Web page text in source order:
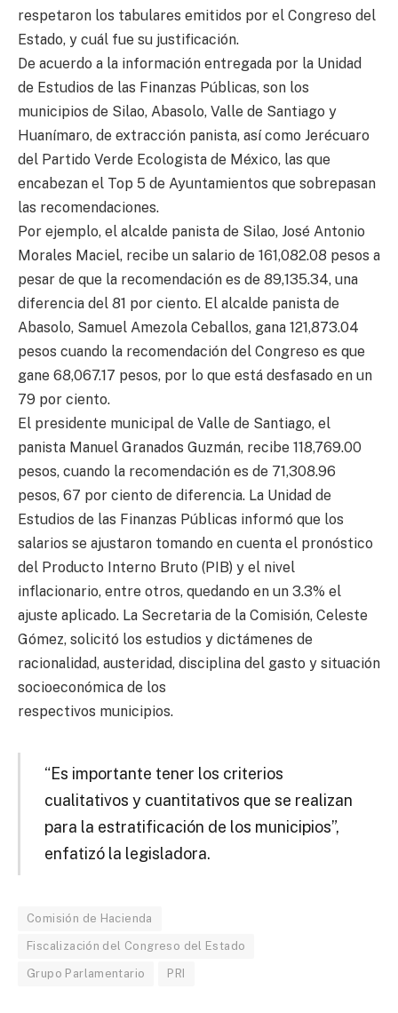
respetaron los tabulares emitidos por el Congreso del
Estado, y cuál fue su justificación.
De acuerdo a la información entregada por la Unidad
de Estudios de las Finanzas Públicas, son los
municipios de Silao, Abasolo, Valle de Santiago y
Huanímaro, de extracción panista, así como Jerécuaro
del Partido Verde Ecologista de México, las que
encabezan el Top 5 de Ayuntamientos que sobrepasan
las recomendaciones.
Por ejemplo, el alcalde panista de Silao, José Antonio
Morales Maciel, recibe un salario de 161,082.08 pesos a
pesar de que la recomendación es de 89,135.34, una
diferencia del 81 por ciento. El alcalde panista de
Abasolo, Samuel Amezola Ceballos, gana 121,873.04
pesos cuando la recomendación del Congreso es que
gane 68,067.17 pesos, por lo que está desfasado en un
79 por ciento.
El presidente municipal de Valle de Santiago, el
panista Manuel Granados Guzmán, recibe 118,769.00
pesos, cuando la recomendación es de 71,308.96
pesos, 67 por ciento de diferencia. La Unidad de
Estudios de las Finanzas Públicas informó que los
salarios se ajustaron tomando en cuenta el pronóstico
del Producto Interno Bruto (PIB) y el nivel
inflacionario, entre otros, quedando en un 3.3% el
ajuste aplicado. La Secretaria de la Comisión, Celeste
Gómez, solicitó los estudios y dictámenes de
racionalidad, austeridad, disciplina del gasto y situación
socioeconómica de los
respectivos municipios.
“Es importante tener los criterios
cualitativos y cuantitativos que se realizan
para la estratificación de los municipios”,
enfatizó la legisladora.
Comisión de Hacienda
Fiscalización del Congreso del Estado
Grupo Parlamentario PRI